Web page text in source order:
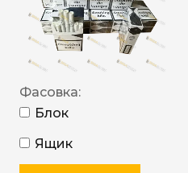
Фасовка:
Блок
Ящик